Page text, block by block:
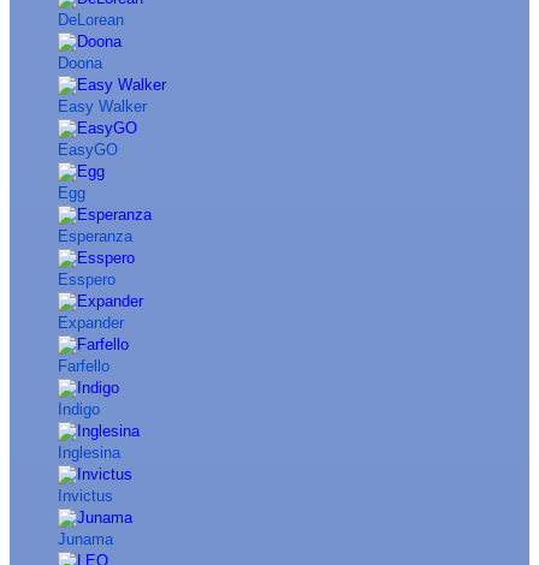
DeLorean
Doona
Easy Walker
EasyGO
Egg
Esperanza
Esspero
Expander
Farfello
Indigo
Inglesina
Invictus
Junama